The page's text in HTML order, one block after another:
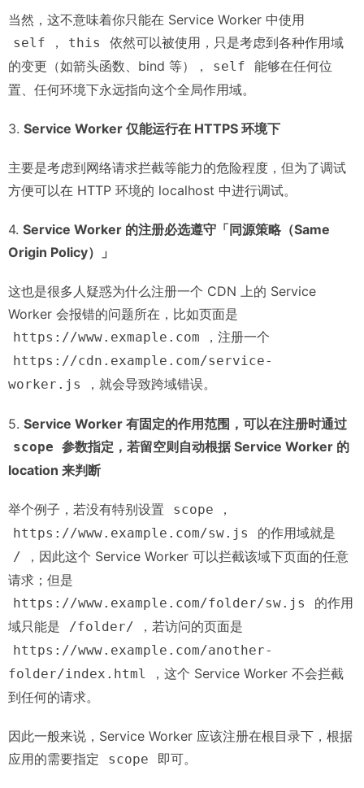
当然，这不意味着你只能在 Service Worker 中使用
self ， this
依然可以被使用，只是考虑到各种作用域
的变更（如箭头函数、bind 等），
self
能够在任何位
置、任何环境下永远指向这个全局作用域。
3. Service Worker 仅能运行在 HTTPS 环境下
主要是考虑到网络请求拦截等能力的危险程度，但为了调试
方便可以在 HTTP 环境的 localhost 中进行调试。
4. Service Worker 的注册必选遵守「同源策略（Same
Origin Policy）」
这也是很多人疑惑为什么注册一个 CDN 上的 Service
Worker 会报错的问题所在，比如页面是
https://www.exmaple.com ，注册一个
https://cdn.example.com/service-
worker.js
，就会导致跨域错误。
5. Service Worker 有固定的作用范围，可以在注册时通过
scope 参数指定，若留空则自动根据 Service Worker 的
location 来判断
举个例子，若没有特别设置 scope ，
https://www.example.com/sw.js 的作用域就是
/
，因此这个 Service Worker 可以拦截该域下页面的任意
请求；但是
https://www.example.com/folder/sw.js
的作用
域只能是
/folder/ ，若访问的页面是
https://www.example.com/another-
folder/index.html
，这个 Service Worker 不会拦截
到任何的请求。
因此一般来说，Service Worker 应该注册在根目录下，根据
应用的需要指定
scope 即可。